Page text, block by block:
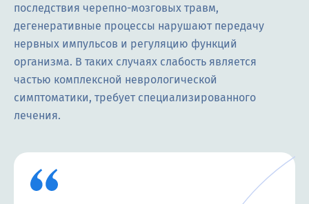
последствия черепно-мозговых травм,
дегенеративные процессы нарушают передачу
нервных импульсов и регуляцию функций
организма. В таких случаях слабость является
частью комплексной неврологической
симптоматики, требует специализированного
лечения.